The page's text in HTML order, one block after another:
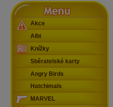
Menu
Akce
Albi
Knížky
Sběratelské karty
Angry Birds
Hatchimals
MARVEL